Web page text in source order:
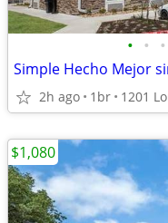
• • •
Simple Hecho Mejor
2h ago 1br 1201
$1,080